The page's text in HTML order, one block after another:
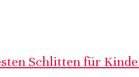
Schlitten für